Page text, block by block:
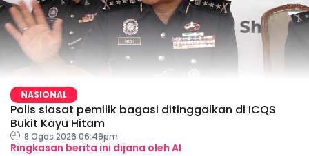
NASIONAL
Polis siasat pemilik bagasi ditinggalkan di ICQS
Bukit Kayu Hitam
8 Ogos 2026 06:49pm
Ringkasan berita ini dijana oleh AI